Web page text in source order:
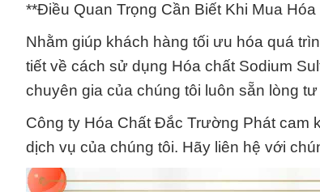
**Điều Quan Trọng Cần Biết Khi Mua
Nhằm giúp khách hàng tối ưu hóa quá
tiết về cách sử dụng Hóa chất Sodium
chuyên gia của chúng tôi luôn sẵn lòng
Công ty Hóa Chất Đắc Trường Phát cam
dịch vụ của chúng tôi. Hãy liên hệ với